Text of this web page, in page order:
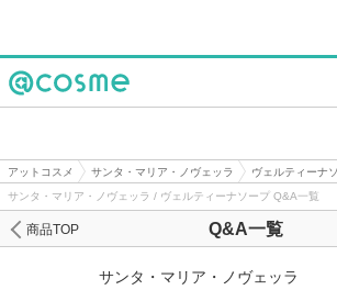
アットコスメ サンタ・マリア・ノヴェッラ ヴェルティーナ
サンタ・マリア・ノヴェッラ / ヴェルティーナソープ Q&A一覧
Q&A一覧
商品TOP
サンタ・マリア・ノヴェッラ